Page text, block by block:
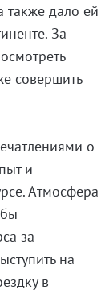
также дало ей
За
совершить
о
и
Атмосфера
за
на
в